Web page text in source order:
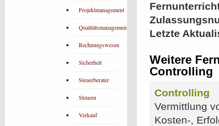
Letzte
Weitere
Controlling
Controlling
Vermittlung
Kosten-,
Projektmanagement
Qualitätsmanagement
Rechnungswesen
Sicherheit
Steuerberater
Steuern
Verkauf